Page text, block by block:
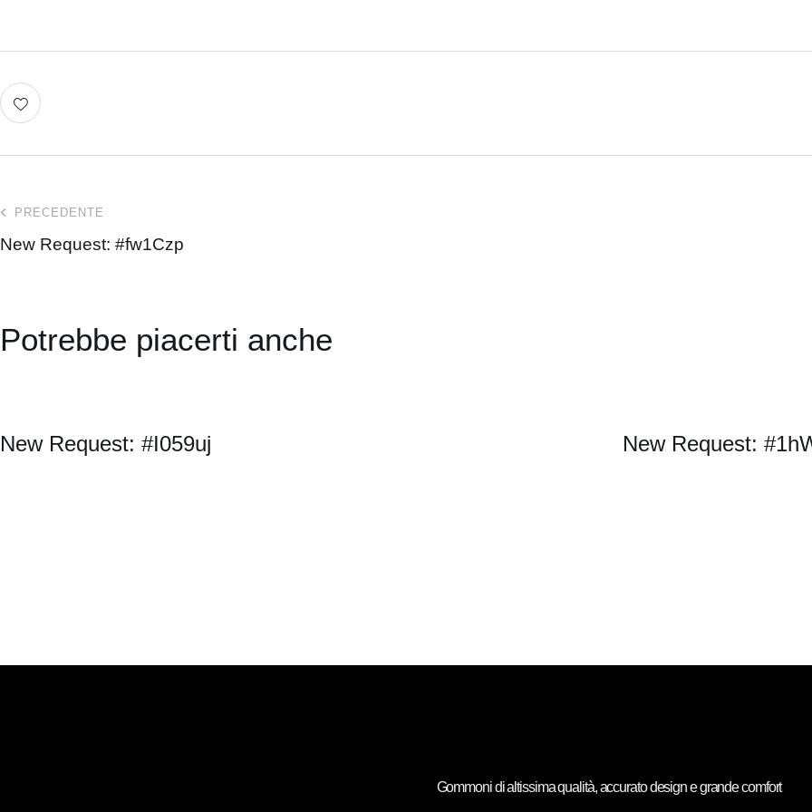
PRECEDENTE
New Request: #fw1Czp
Potrebbe piacerti anche
New Request: #I059uj New Request:
Gommoni di altissima qualità, accurato design e grande comfort